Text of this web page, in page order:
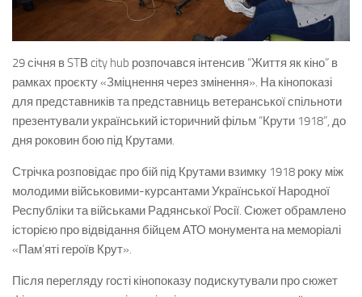
29 січня в STВ city hub розпочався інтенсив “Життя як кіно” в
рамках проєкту «Зміцнення через змінення». На кінопоказі
для представників та представниць ветеранської спільноти
презентували український історичний фільм “Крути 1918”, до
дня роковин бою під Крутами.
Стрічка розповідає про бій під Крутами взимку 1918 року між
молодими військовими-курсантами Української Народної
Республіки та військами Радянської Росії. Сюжет обрамлено
історією про відвідання бійцем АТО монумента на меморіалі
«Пам’яті героїв Крут».
Після перегляду гості кінопоказу подискутували про сюжет